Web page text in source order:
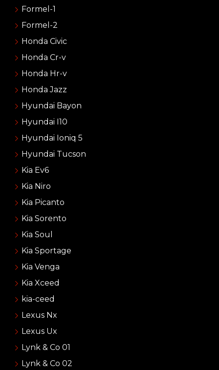
Formel-1
Formel-2
Honda Civic
Honda Cr-v
Honda Hr-v
Honda Jazz
Hyundai Bayon
Hyundai I10
Hyundai Ioniq 5
Hyundai Tucson
Kia Ev6
Kia Niro
Kia Picanto
Kia Sorento
Kia Soul
Kia Sportage
Kia Venga
Kia Xceed
kia-ceed
Lexus Nx
Lexus Ux
Lynk & Co 01
Lynk & Co 02